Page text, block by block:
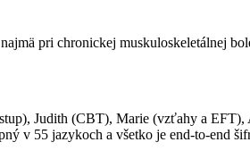
pri chronickej muskuloskeletálnej
Judith (CBT), Marie (vzťahy a
v 55 jazykoch a všetko je end-to-end